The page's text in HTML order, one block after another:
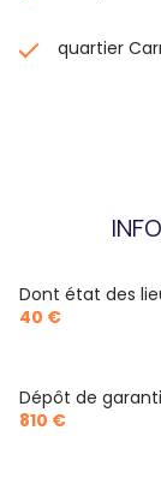
quartier
Dont état des
40 €
Dépôt de
810 €